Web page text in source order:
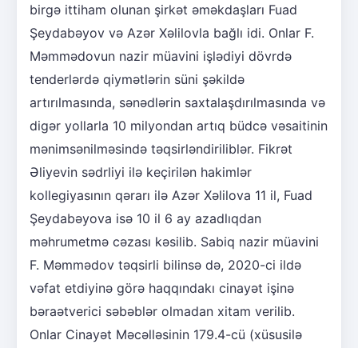
birgə ittiham olunan şirkət əməkdaşları Fuad
Şeydabəyov və Azər Xəlilovla bağlı idi. Onlar F.
Məmmədovun nazir müavini işlədiyi dövrdə
tenderlərdə qiymətlərin süni şəkildə
artırılmasında, sənədlərin saxtalaşdırılmasında və
digər yollarla 10 milyondan artıq büdcə vəsaitinin
mənimsənilməsində təqsirləndiriliblər. Fikrət
Əliyevin sədrliyi ilə keçirilən hakimlər
kollegiyasının qərarı ilə Azər Xəlilova 11 il, Fuad
Şeydabəyova isə 10 il 6 ay azadlıqdan
məhrumetmə cəzası kəsilib. Sabiq nazir müavini
F. Məmmədov təqsirli bilinsə də, 2020-ci ildə
vəfat etdiyinə görə haqqındakı cinayət işinə
bəraətverici səbəblər olmadan xitam verilib.
Onlar Cinayət Məcəlləsinin 179.4-cü (xüsusilə